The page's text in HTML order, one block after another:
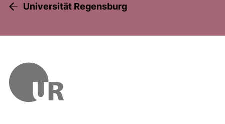
Universität Regensburg